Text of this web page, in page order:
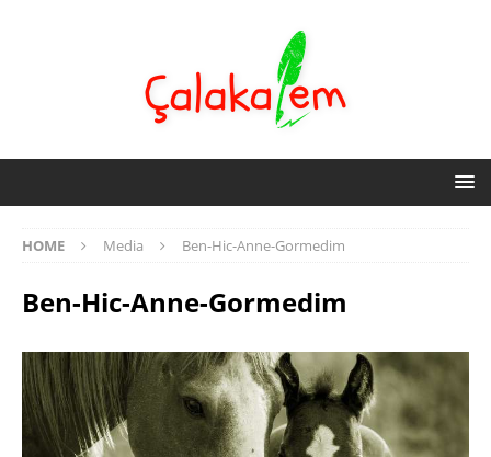
HOME Media Ben-Hic-Anne-Gormedim
Ben-Hic-Anne-Gormedim